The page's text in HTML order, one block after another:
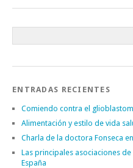
ENTRADAS RECIENTES
Comiendo contra el
Alimentación y estilo de vida
Charla de la doctora Fonseca
Las principales asociaciones
España